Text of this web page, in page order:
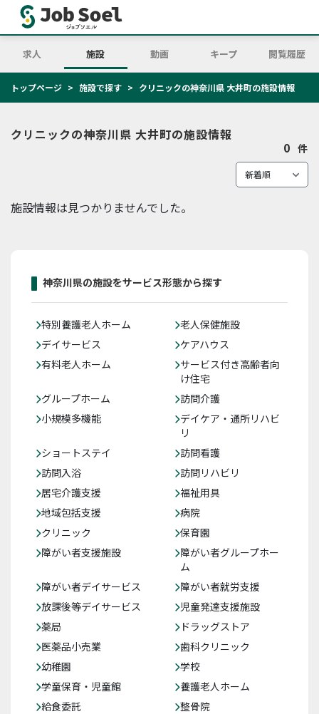
求人 施設 動画 キープ 閲覧履歴
トップページ 施設で探す クリニックの神奈川県 大井町の施設情報
クリニックの神奈川県 大井町の施設情報
0 件
施設情報は見つかりませんでした。
神奈川県の施設をサービス形態から探す
特別養護老人ホーム
老人保健施設
デイサービス
ケアハウス
有料老人ホーム
サービス付き高齢者向
け住宅
グループホーム
訪問介護
小規模多機能
デイケア・通所リハビ
リ
ショートステイ
訪問看護
訪問入浴
訪問リハビリ
居宅介護支援
福祉用具
地域包括支援
病院
クリニック
保育園
障がい者支援施設
障がい者グループホー
ム
障がい者デイサービス
障がい者就労支援
放課後等デイサービス
児童発達支援施設
薬局
ドラッグストア
医薬品小売業
歯科クリニック
幼稚園
学校
学童保育・児童館
養護老人ホーム
給食委託
整骨院